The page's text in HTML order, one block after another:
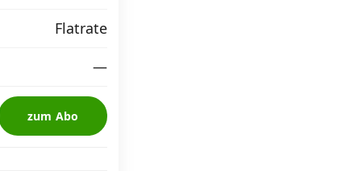
Flatrate
—
zum Abo